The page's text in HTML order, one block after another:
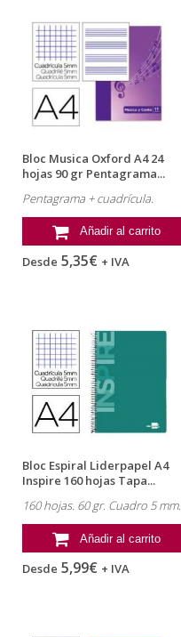
Bloc Musica Oxford A4 24
hojas 90 gr Pentagrama...
Pentagrama + cuadrícula.
Añadir al carrito
Desde 5,35€ + IVA
Bloc Espiral Liderpapel A4
Inspire 160 hojas Tapa...
160 hojas. 60 gr. Cuadro 5 mm.
Añadir al carrito
Desde 5,99€ + IVA